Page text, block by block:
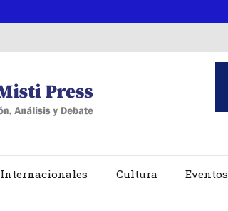
Internacionales Cultura Eventos